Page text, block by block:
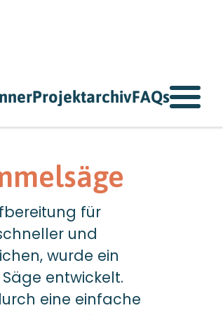
ProjektarchivFAQs
für
und
wurde ein
entwickelt.
eine einfache